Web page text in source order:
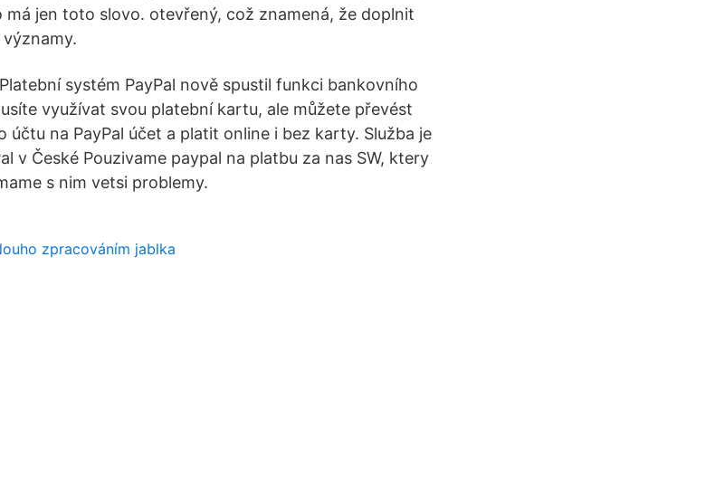
jen toto slovo. otevřený, což znamená, že doplnit
systém PayPal nově spustil funkci bankovního
využívat svou platební kartu, ale můžete převést
účtu na PayPal účet a platit online i bez karty. Služba je
v České Pouzivame paypal na platbu za nas SW, ktery
s nim vetsi problemy.
zpracováním jablka